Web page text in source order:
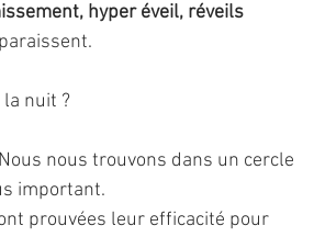
hyper éveil, réveils
nuit ?
nous trouvons dans un cercle
important.
prouvées leur efficacité pour